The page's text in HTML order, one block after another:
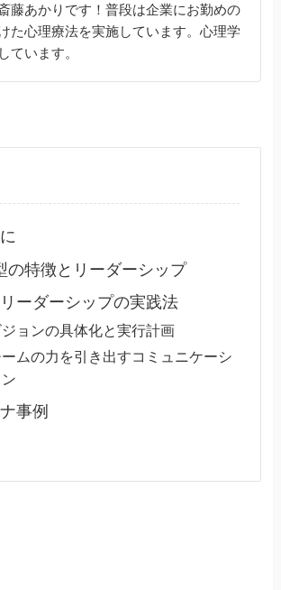
藤あかりです！普段は企業にお勤めの
た心理療法を実施しています。心理学
ています。
の特徴とリーダーシップ
ーダーシップの実践法
ジョンの具体化と実行計画
ムの力を引き出すコミュニケーシ
ン
事例